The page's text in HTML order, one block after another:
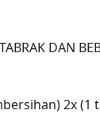
DAN
2x (1